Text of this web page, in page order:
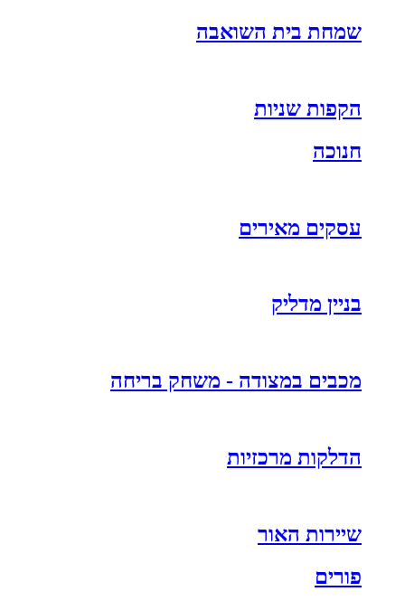
שמחת בית השואבה
הקפות שניות
חנוכה
עסקים מאירים
בניין מדליק
מכבים במצודה - משחק בריחה
הדלקות מרכזיות
שיירות האור
פורים